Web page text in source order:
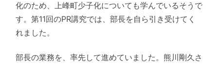
化のため、上峰町少子化についても学んでいるそうで
す。第11回のPR講究では、部長を自ら引き受けてく
れました。
部長の業務を、率先して進めていました。熊川剛久さ